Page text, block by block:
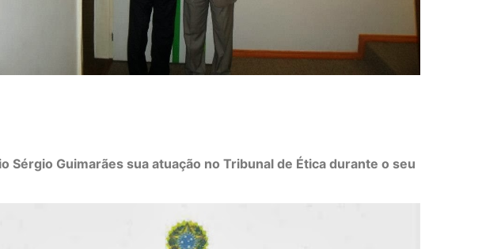
Guimarães sua atuação no Tribunal de Ética durante o seu